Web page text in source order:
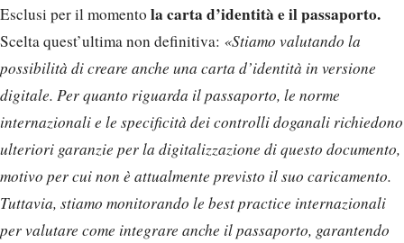
Esclusi per il momento la carta d’identità e il passaporto.
Scelta quest’ultima non definitiva: «Stiamo valutando la
possibilità di creare anche una carta d’identità in versione
digitale. Per quanto riguarda il passaporto, le norme
internazionali e le specificità dei controlli doganali richiedono
ulteriori garanzie per la digitalizzazione di questo documento,
motivo per cui non è attualmente previsto il suo caricamento.
Tuttavia, stiamo monitorando le best practice internazionali
per valutare come integrare anche il passaporto, garantendo